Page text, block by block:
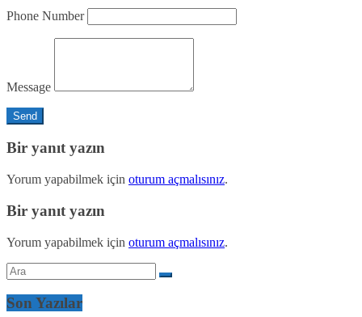
Phone Number
Message
Bir yanıt yazın
Yorum yapabilmek için oturum açmalısınız.
Bir yanıt yazın
Yorum yapabilmek için oturum açmalısınız.
Son Yazılar